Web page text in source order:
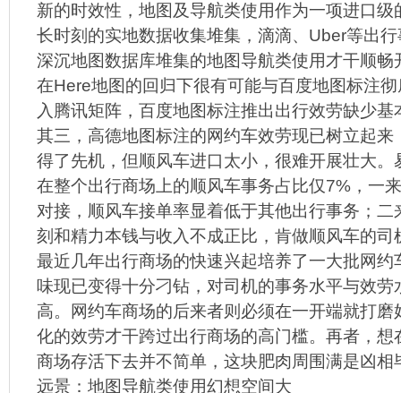
新的时效性，地图及导航类使用作为一项进口级
长时刻的实地数据收集堆集，滴滴、Uber等出
深沉地图数据库堆集的地图导航类使用才干顺畅
在Here地图的回归下很有可能与百度地图标注
入腾讯矩阵，百度地图标注推出出行效劳缺少基
其三，高德地图标注的网约车效劳现已树立起来
得了先机，但顺风车进口太小，很难开展壮大。
在整个出行商场上的顺风车事务占比仅7%，一
对接，顺风车接单率显着低于其他出行事务；二
刻和精力本钱与收入不成正比，肯做顺风车的司
最近几年出行商场的快速兴起培养了一大批网约
味现已变得十分刁钻，对司机的事务水平与效劳
高。网约车商场的后来者则必须在一开端就打磨
化的效劳才干跨过出行商场的高门槛。再者，想
商场存活下去并不简单，这块肥肉周围满是凶相
远景：地图导航类使用幻想空间大